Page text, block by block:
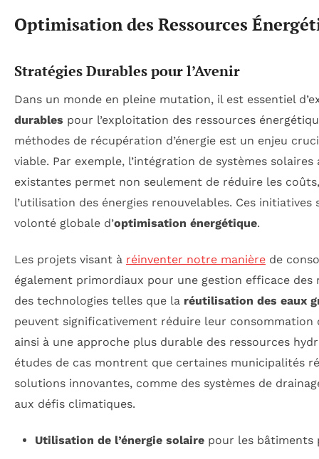
Optimisation des Ressources
Stratégies Durables pour l’Avenir
Dans un monde en pleine mutation, il est essentiel
durables pour l’exploitation des ressources
méthodes de récupération d’énergie est un enjeu
viable. Par exemple, l’intégration de systèmes
existantes permet non seulement de réduire les
l’utilisation des énergies renouvelables. Ces initiatives
volonté globale d’optimisation énergétique.
Les projets visant à réinventer notre manière de
également primordiaux pour une gestion efficace des
des technologies telles que la réutilisation des eaux
peuvent significativement réduire leur consommation
ainsi à une approche plus durable des ressources
études de cas montrent que certaines municipalités
solutions innovantes, comme des systèmes de
aux défis climatiques.
Utilisation de l’énergie solairepour les bâtiments